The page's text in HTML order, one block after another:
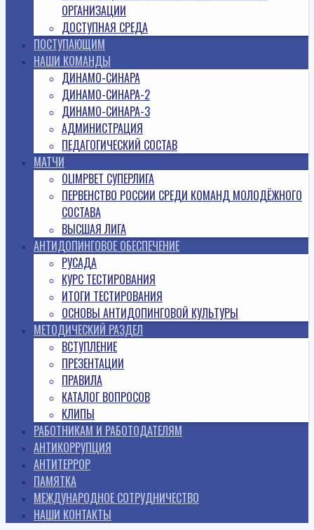
ОРГАНИЗАЦИИ
ДОСТУПНАЯ СРЕДА
ПОСТУПАЮЩИМ
НАШИ КОМАНДЫ
ДИНАМО-СИНАРА
ДИНАМО-СИНАРА-2
ДИНАМО-СИНАРА-3
АДМИНИСТРАЦИЯ
ПЕДАГОГИЧЕСКИЙ СОСТАВ
МАТЧИ
OLIMPBET СУПЕРЛИГА
ПЕРВЕНСТВО РОССИИ СРЕДИ КОМАНД МОЛОДЁЖНОГО
СОСТАВА
ВЫСШАЯ ЛИГА
АНТИДОПИНГОВОЕ ОБЕСПЕЧЕНИЕ
РУСАДА
КУРС ТЕСТИРОВАНИЯ
ИТОГИ ТЕСТИРОВАНИЯ
ОСНОВЫ АНТИДОПИНГОВОЙ КУЛЬТУРЫ
МЕТОДИЧЕСКИЙ РАЗДЕЛ
ВСТУПЛЕНИЕ
ПРЕЗЕНТАЦИИ
ПРАВИЛА
КАТАЛОГ ВОПРОСОВ
КЛИПЫ
РАБОТНИКАМ И РАБОТОДАТЕЛЯМ
АНТИКОРРУПЦИЯ
АНТИТЕРРОР
ПАМЯТКА
МЕЖДУНАРОДНОЕ СОТРУДНИЧЕСТВО
НАШИ КОНТАКТЫ